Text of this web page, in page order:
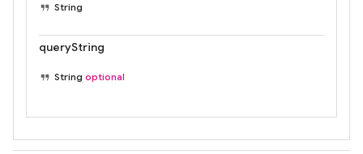
String
queryString
String optional